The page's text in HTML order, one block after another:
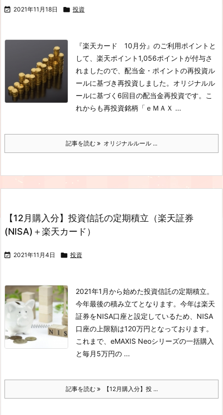
 2021年11月18日  投資
『楽天カード 10月分』のご利用ポイントと
して、楽天ポイント1,056ポイントが付与さ
れましたので、配当金・ポイントの再投資ル
ールに基づき再投資しました。オリジナルル
ールに基づく6回目の配当金再投資です。こ
れからも再投資銘柄「ｅＭＡＸ ...
記事を読む オリジナルルール ...
【12月購入分】投資信託の定期積立（楽天証券
(NISA)＋楽天カード）
 2021年11月4日  投資
2021年1月から始めた投資信託の定期積立。
今年最後の積み立てとなります。今年は楽天
証券をNISA口座と設定しているため、NISA
口座の上限額は120万円となっております。
これまで、eMAXIS Neoシリーズの一括購入
と毎月5万円の ...
記事を読む 【12月購入分】投 ...